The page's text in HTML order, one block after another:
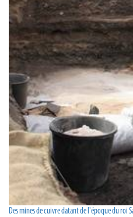
Des mines de cuivre datant de l'époque du roi